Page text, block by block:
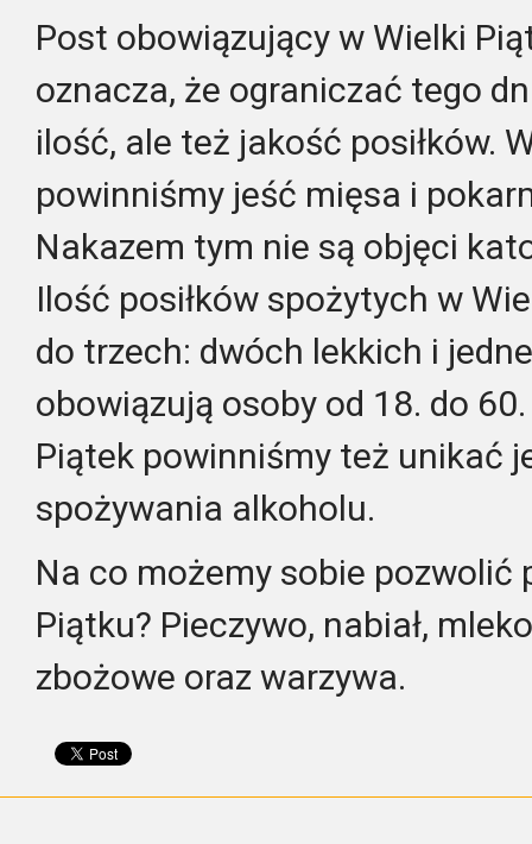
Post obowiązujący w Wielki
oznacza, że ograniczać tego
ilość, ale też jakość posiłków.
powinniśmy jeść mięsa i
Nakazem tym nie są objęci
Ilość posiłków spożytych w
do trzech: dwóch lekkich i
obowiązują osoby od 18. do
Piątek powinniśmy też unikać
spożywania alkoholu.
Na co możemy sobie pozwolić
Piątku? Pieczywo, nabiał,
zbożowe oraz warzywa.